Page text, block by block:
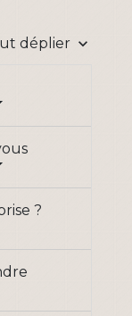
déplier keyboard_arrow_down
?